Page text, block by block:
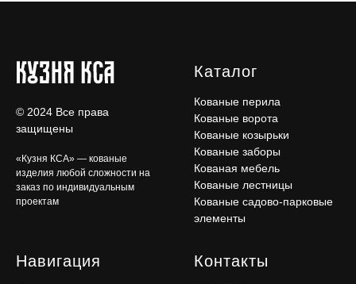
© 2024 Все права
защищены
«Кузня КСА» — кованые
изделия любой сложности на
заказ по индивидуальным
проектам
Каталог
Кованые перила
Кованые ворота
Кованые козырьки
Кованые заборы
Кованая мебель
Кованые лестницы
Кованые садово-парковые
элементы
Навигация Контакты